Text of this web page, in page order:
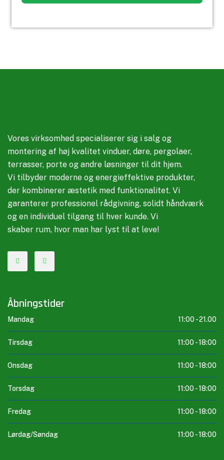
Vores virksomhed specialiserer sig i salg og
montering af høj kvalitet vinduer, døre, pergolaer,
terrasser, porte og andre løsninger til dit hjem.
Vi tilbyder moderne og energieffektive produkter,
der kombinerer æstetik med funktionalitet. Vi
garanterer professionel rådgivning, solidt håndværk
og en individuel tilgang til hver kunde. Vi
skaber rum, hvor man har lyst til at leve!
Åbningstider
Mandag 11:00 -21.00
Tirsdag 11:00 -18:00
Onsdag 11:00 -18:00
Torsdag 11:00 -18:00
Fredag 11:00 -18:00
Lørdag/Søndag 11:00 -18:00